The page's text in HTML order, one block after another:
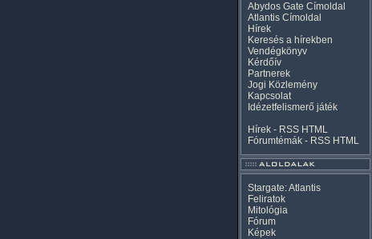
Abydos Gate Címoldal
Atlantis Címoldal
Hírek
Keresés a hírekben
Vendégkönyv
Kérdőív
Partnerek
Jogi Közlemény
Kapcsolat
Idézetfelismerő játék
Hírek - RSS HTML
Fórumtémák - RSS HTML
Stargate: Atlantis
Feliratok
Mitológia
Fórum
Képek